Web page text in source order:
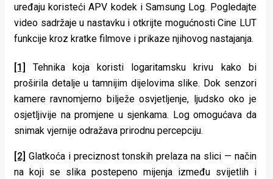
uređaju koristeći APV kodek i Samsung Log. Pogledajte
video sadržaje u nastavku i otkrijte mogućnosti Cine LUT
funkcije kroz kratke filmove i prikaze njihovog nastajanja.
[1]
Tehnika koja koristi logaritamsku krivu kako bi
proširila detalje u tamnijim dijelovima slike. Dok senzori
kamere ravnomjerno bilježe osvjetljenje, ljudsko oko je
osjetljivije na promjene u sjenkama. Log omogućava da
snimak vjernije odražava prirodnu percepciju.
[2] Glatkoća i preciznost tonskih prelaza na slici — način
na koji se slika postepeno mijenja između svijetlih i